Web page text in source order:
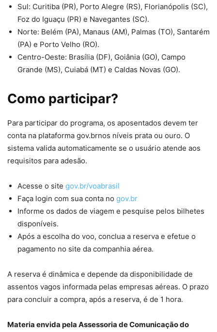
Sul: Curitiba (PR), Porto Alegre (RS), Florianópolis (SC),
Foz do Iguaçu (PR) e Navegantes (SC).
Norte: Belém (PA), Manaus (AM), Palmas (TO), Santarém
(PA) e Porto Velho (RO).
Centro-Oeste: Brasília (DF), Goiânia (GO), Campo
Grande (MS), Cuiabá (MT) e Caldas Novas (GO).
Como participar?
Para participar do programa, os aposentados devem ter
conta na plataforma gov.brnos níveis prata ou ouro. O
sistema valida automaticamente se o usuário atende aos
requisitos para adesão.
Acesse o site gov.br/voabrasil
Faça login com sua conta no gov.br
Informe os dados de viagem e pesquise pelos bilhetes
disponíveis.
Após a escolha do voo, conclua a reserva e efetue o
pagamento no site da companhia aérea.
A reserva é dinâmica e depende da disponibilidade de
assentos vagos informada pelas empresas aéreas. O prazo
para concluir a compra, após a reserva, é de 1 hora.
Materia envida pela Assessoria de Comunicação do